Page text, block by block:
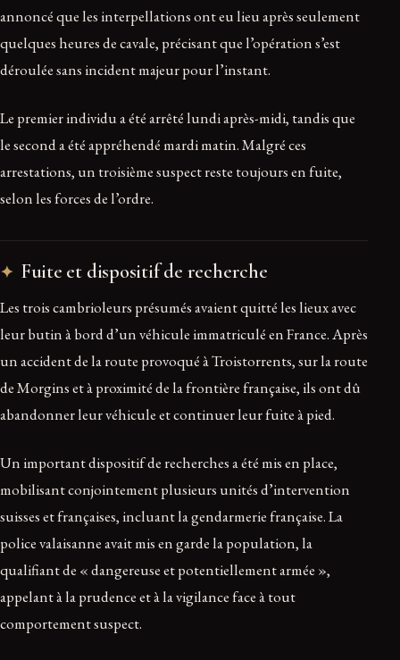
annoncé que les interpellations ont eu lieu après seulement
quelques heures de cavale, précisant que l’opération s’est
déroulée sans incident majeur pour l’instant.
Le premier individu a été arrêté lundi après-midi, tandis que
le second a été appréhendé mardi matin. Malgré ces
arrestations, un troisième suspect reste toujours en fuite,
selon les forces de l’ordre.
Fuite et dispositif de recherche
Les trois cambrioleurs présumés avaient quitté les lieux avec
leur butin à bord d’un véhicule immatriculé en France. Après
un accident de la route provoqué à Troistorrents, sur la route
de Morgins et à proximité de la frontière française, ils ont dû
abandonner leur véhicule et continuer leur fuite à pied.
Un important dispositif de recherches a été mis en place,
mobilisant conjointement plusieurs unités d’intervention
suisses et françaises, incluant la gendarmerie française. La
police valaisanne avait mis en garde la population, la
qualifiant de « dangereuse et potentiellement armée »,
appelant à la prudence et à la vigilance face à tout
comportement suspect.